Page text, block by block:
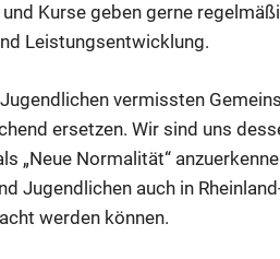
Kurse geben gerne
Leistungsentwicklung.
vermissten
ersetzen. Wir sind uns
„Neue Normalität“
Jugendlichen auch in
werden können.